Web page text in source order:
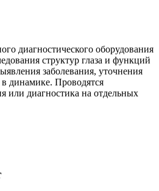
диагностического оборудования
структур глаза и функций
заболевания, уточнения
динамике. Проводятся
или диагностика на отдельных